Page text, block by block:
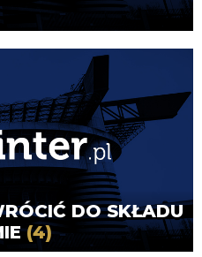
DO SKŁADU
(4)